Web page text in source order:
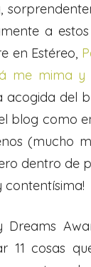
a
en Estéreo,
me mima y
del
blog como
(mucho
dentro de
contentísima!
11 cosas